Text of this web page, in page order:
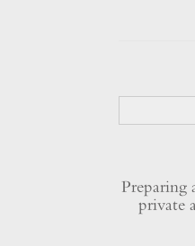
Preparing
private